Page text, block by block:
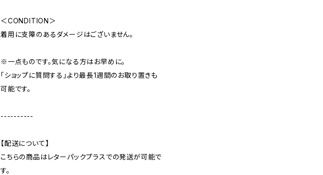
＜CONDITION＞
着用に支障のあるダメージはございません。
※一点ものです。気になる方はお早めに。
「ショップに質問する」より最長1週間のお取り置きも
可能です。
----------
【配送について】
こちらの商品はレターパックプラスでの発送が可能で
す。